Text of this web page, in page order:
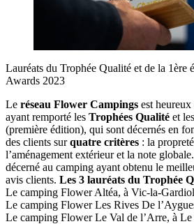
Lauréats du Trophée Qualité et de la 1ère
Awards 2023
Le réseau Flower Campings est
ayant remporté les Trophées Qualité et les
(première édition), qui sont décernés en
des clients surquatre critères : la
l’aménagement extérieur et la note
décerné au camping ayant obtenu le
avis clients. Les 3 lauréats du Trophée
Le camping Flower Altéa, à Vic-la-
Le camping Flower Les Rives De
Le camping Flower Le Val de l’Arre, à